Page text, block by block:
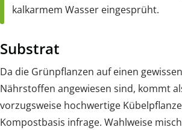
kalkarmem Wasser eingesprüht.
Substrat
Da die Grünpflanzen auf einen
Nährstoffen angewiesen sind, kommt
vorzugsweise hochwertige
Kompostbasis infrage. Wahlweise